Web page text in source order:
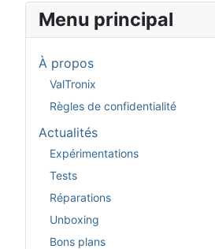
Menu principal
À propos
ValTronix
Règles de confidentialité
Actualités
Expérimentations
Tests
Réparations
Unboxing
Bons plans